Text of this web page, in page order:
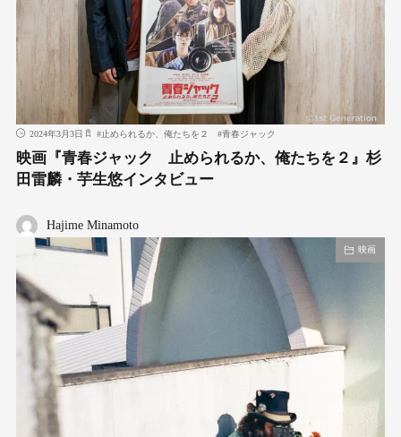
2024年3月3日 #止められるか、俺たちを２ #青春ジャック
映画『青春ジャック 止められるか、俺たちを２』杉
田雷麟・芋生悠インタビュー
Hajime Minamoto
映画